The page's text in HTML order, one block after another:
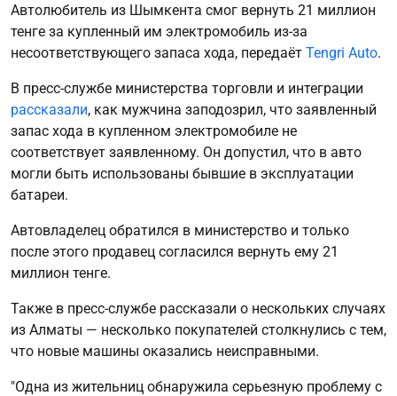
Автолюбитель из Шымкента смог вернуть 21 миллион
тенге за купленный им электромобиль из-за
несоответствующего запаса хода, передаёт Tengri Auto.
В пресс-службе министерства торговли и интеграции
рассказали, как мужчина заподозрил, что заявленный
запас хода в купленном электромобиле не
соответствует заявленному. Он допустил, что в авто
могли быть использованы бывшие в эксплуатации
батареи.
Автовладелец обратился в министерство и только
после этого продавец согласился вернуть ему 21
миллион тенге.
Также в пресс-службе рассказали о нескольких случаях
из Алматы — несколько покупателей столкнулись с тем,
что новые машины оказались неисправными.
"Одна из жительниц обнаружила серьезную проблему с